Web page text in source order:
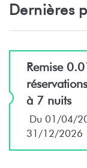
Dernières
Remise
à 7 nuits
Du 01/04/
31/12/2026